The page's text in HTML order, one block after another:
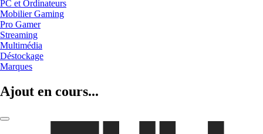
PC et Ordinateurs
Mobilier Gaming
Pro Gamer
Streaming
Multimédia
Déstockage
Marques
Ajout en cours...